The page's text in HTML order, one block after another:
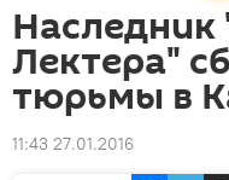
Наследник
Лектера"
тюрьмы в
11:43 27.01.2016